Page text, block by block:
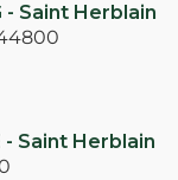
- Saint Herblain
- Saint Herblain